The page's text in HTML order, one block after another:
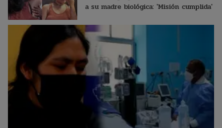
a su madre biológica: 'Misión cumplida'